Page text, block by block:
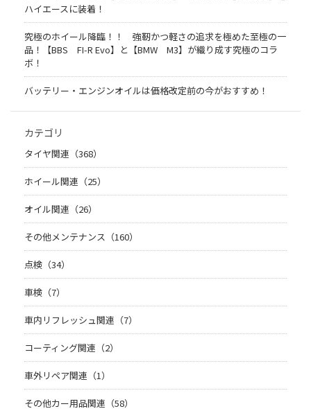
ハイエースに装着！
究極のホイール降臨！！ 強靭かつ軽さの追求を極めた至極の一
品！【BBS FI-R Evo】と【BMW M3】が織り成す究極のコラ
ボ！
バッテリー・エンジンオイルは価格改定前の今がおすすめ！
カテゴリ
タイヤ関連（368）
ホイール関連（25）
オイル関連（26）
その他メンテナンス（160）
点検（34）
車検（7）
車内リフレッシュ関連（7）
コーティング関連（2）
車外リペア関連（1）
その他カー用品関連（58）